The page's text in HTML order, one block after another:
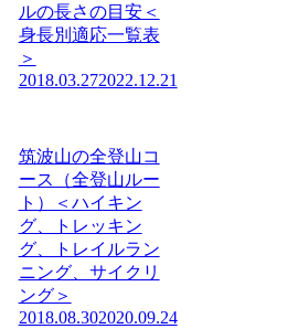
ルの長さの目安＜
身長別適応一覧表
＞
2018.03.272022.12.21
筑波山の全登山コ
ース（全登山ルー
ト）＜ハイキン
グ、トレッキン
グ、トレイルラン
ニング、サイクリ
ング＞
2018.08.302020.09.24